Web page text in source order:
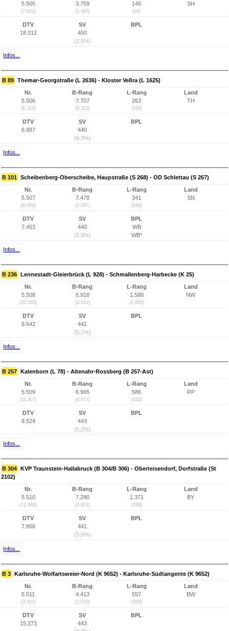
5.505
(7.801)
3.759
(1.460)
149
(50)
SH
DTV
18.012
SV
450
(2,5%)
BPL
Infos...
B 89 Themar-Georgstraße (L 2636) - Kloster Veßra (L 1625)
Nr.
5.506
(8.319)
B-Rang
7.707
(5.312)
L-Rang
263
(193)
Land
TH
DTV
6.987
SV
440
(6,3%)
BPL
Infos...
B 101 Scheibenberg-Oberscheibe, Haupstraße (S 268) - OD Schlettau (S 267)
Nr.
5.507
(8.689)
B-Rang
7.478
(5.087)
L-Rang
341
(249)
Land
SN
DTV
7.453
SV
440
(5,9%)
BPL
WB
WB*
Infos...
B 236 Lennestadt-Gleierbrück (L 928) - Schmallenberg-Harbecke (K 25)
Nr.
5.508
(10.635)
B-Rang
6.918
(4.531)
L-Rang
1.588
(1.005)
Land
NW
DTV
8.642
SV
441
(5,1%)
BPL
Infos...
B 257 Kalenborn (L 78) - Altenahr-Rossberg (B 257-Ast)
Nr.
5.509
(11.307)
B-Rang
6.965
(4.577)
L-Rang
586
(420)
Land
RP
DTV
8.524
SV
443
(5,2%)
BPL
Infos...
B 304 KVP Traunstein-Hallabruck (B 304/B 306) - Oberteisendorf, Dorfstraße (St
2102)
Nr.
5.510
(12.386)
B-Rang
7.290
(4.901)
L-Rang
1.371
(958)
Land
BY
DTV
7.868
SV
441
(5,6%)
BPL
Infos...
B 3 Karlsruhe-Wolfartsweier-Nord (K 9652) - Karlsruhe-Südtangente (K 9652)
Nr.
5.511
(3.310)
B-Rang
4.413
(2.070)
L-Rang
557
(409)
Land
BW
DTV
15.273
SV
443
BPL